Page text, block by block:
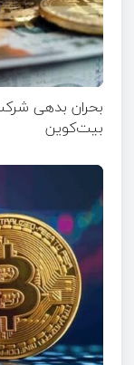
بحران بدهی
بیت‌کوین